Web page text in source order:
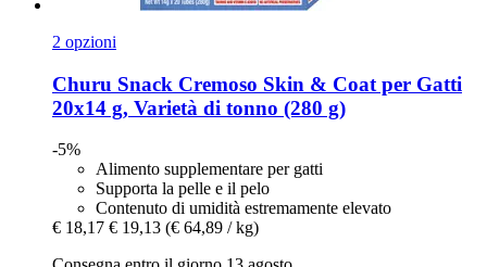
2 opzioni
Churu Snack Cremoso Skin & Coat per Gatti
20x14 g, Varietà di tonno (280 g)
-5%
Alimento supplementare per gatti
Supporta la pelle e il pelo
Contenuto di umidità estremamente elevato
€ 18,17 € 19,13 (€ 64,89 / kg)